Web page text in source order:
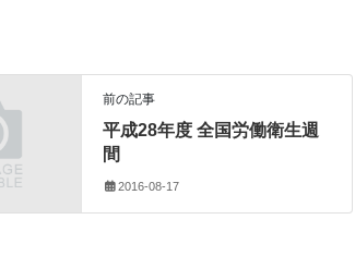
前の記事
平成28年度 全国労働衛生週
間
2016-08-17